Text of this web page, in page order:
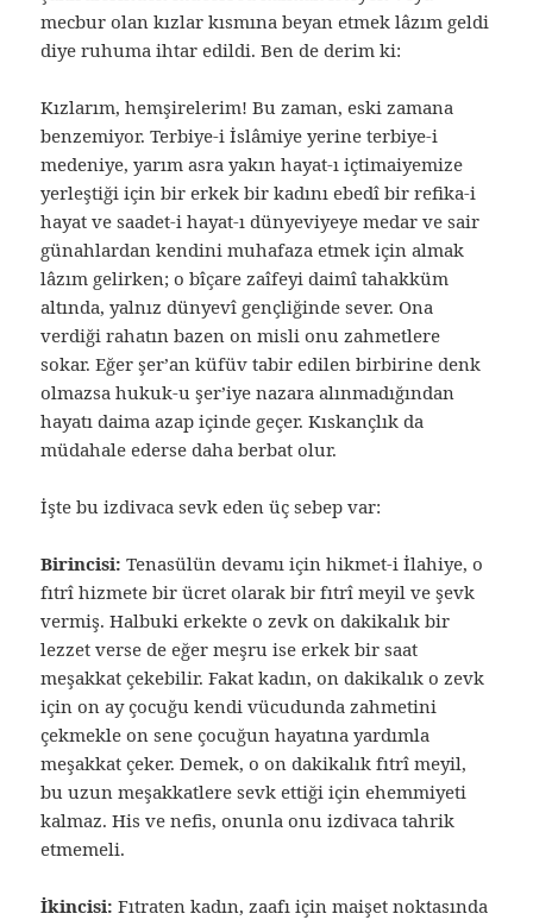
mecbur olan kızlar kısmına beyan etmek lâzım geldi
diye ruhuma ihtar edildi. Ben de derim ki:
Kızlarım, hemşirelerim! Bu zaman, eski zamana
benzemiyor. Terbiye-i İslâmiye yerine terbiye-i
medeniye, yarım asra yakın hayat-ı içtimaiyemize
yerleştiği için bir erkek bir kadını ebedî bir refika-i
hayat ve saadet-i hayat-ı dünyeviyeye medar ve sair
günahlardan kendini muhafaza etmek için almak
lâzım gelirken; o bîçare zaîfeyi daimî tahakküm
altında, yalnız dünyevî gençliğinde sever. Ona
verdiği rahatın bazen on misli onu zahmetlere
sokar. Eğer şer’an küfüv tabir edilen birbirine denk
olmazsa hukuk-u şer’iye nazara alınmadığından
hayatı daima azap içinde geçer. Kıskançlık da
müdahale ederse daha berbat olur.
İşte bu izdivaca sevk eden üç sebep var:
Birincisi: Tenasülün devamı için hikmet-i İlahiye, o
fıtrî hizmete bir ücret olarak bir fıtrî meyil ve şevk
vermiş. Halbuki erkekte o zevk on dakikalık bir
lezzet verse de eğer meşru ise erkek bir saat
meşakkat çekebilir. Fakat kadın, on dakikalık o zevk
için on ay çocuğu kendi vücudunda zahmetini
çekmekle on sene çocuğun hayatına yardımla
meşakkat çeker. Demek, o on dakikalık fıtrî meyil,
bu uzun meşakkatlere sevk ettiği için ehemmiyeti
kalmaz. His ve nefis, onunla onu izdivaca tahrik
etmemeli.
İkincisi: Fıtraten kadın, zaafı için maişet noktasında